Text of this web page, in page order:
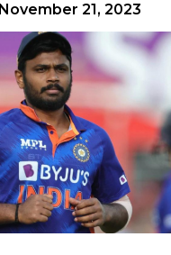
November 21, 2023